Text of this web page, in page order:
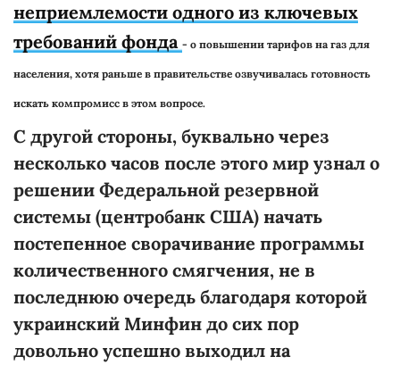
неприемлемости одного из ключевых
требований фонда - о повышении тарифов на газ для
населения, хотя раньше в правительстве озвучивалась готовность
искать компромисс в этом вопросе.
С другой стороны, буквально через
несколько часов после этого мир узнал о
решении Федеральной резервной
системы (центробанк США) начать
постепенное сворачивание программы
количественного смягчения, не в
последнюю очередь благодаря которой
украинский Минфин до сих пор
довольно успешно выходил на